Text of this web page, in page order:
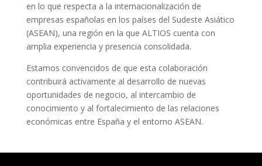
en lo que respecta a la internacionalización de
empresas españolas en los países del Sudeste Asiático
(ASEAN), una región en la que ALTIOS cuenta con
amplia experiencia y presencia consolidada.
Estamos convencidos de que esta colaboración
contribuirá activamente al desarrollo de nuevas
oportunidades de negocio, al intercambio de
conocimiento y al fortalecimiento de las relaciones
económicas entre España y el entorno ASEAN.